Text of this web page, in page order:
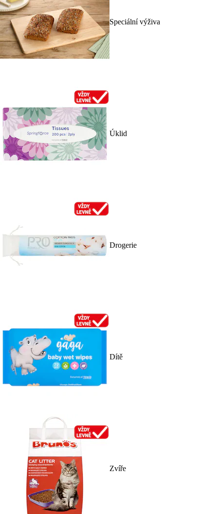
Speciální výživa
Úklid
Drogerie
Dítě
Zvíře